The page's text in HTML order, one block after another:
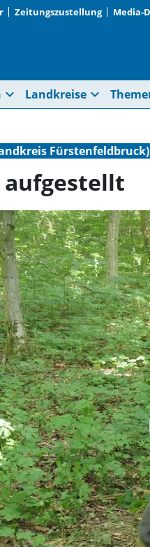
Zeitungszustellung Media-
expand_more Landkreise expand_more
Fürstenfeldbruck)